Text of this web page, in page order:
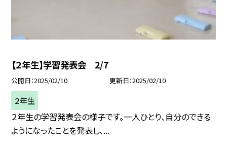
【２年生】学習発表会 2/7
公開日 2025/02/10 更新日 2025/02/10
２年生
２年生の学習発表会の様子です。一人ひとり、自分のできる
ようになったことを発表し、...